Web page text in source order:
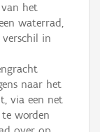
van het
waterrad,
in
naar het
via een net
worden